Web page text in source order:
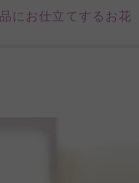
にお仕立てするお花